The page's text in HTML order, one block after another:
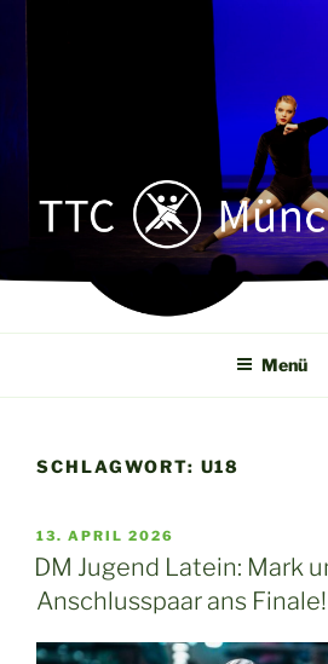
TTC MÜNCHEN
Tanz- u. Turnierclub München e. V.
Menü
SCHLAGWORT: U18
VERÖFFENTLICHT
AM
13. APRIL 2026
DM Jugend Latein: Mark
Anschlusspaar ans Finale!